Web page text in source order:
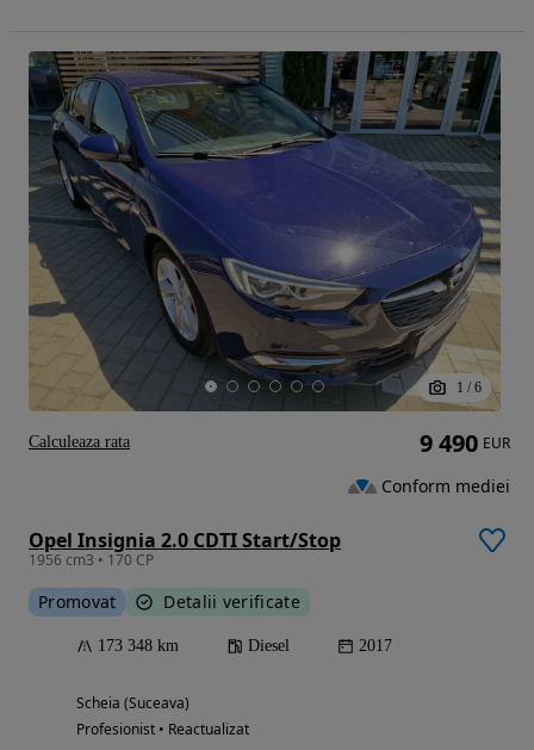
1 / 6
Opel Insignia 2.0 CDTI Start/Stop
1956 cm3 • 170 CP
Promovat Detalii verificate
173 348 km Diesel 2017
Scheia (Suceava)
Profesionist • Reactualizat
9 490 EUR
Conform mediei
Calculeaza rata